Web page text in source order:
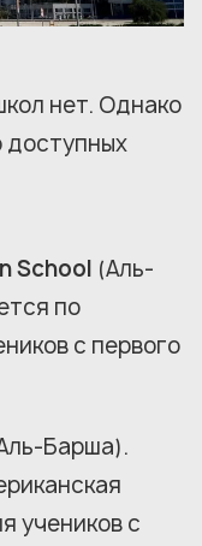
нет. Однако
доступных
School (Аль-
по
с первого
Барша).
учеников с